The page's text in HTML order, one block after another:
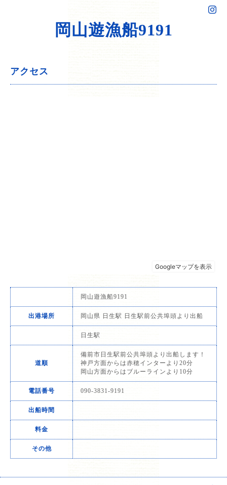
岡山遊漁船9191
アクセス
岡山遊漁船9191
出港場所 岡山県 日生駅 日生駅前公共埠頭より出船
日生駅
道順
備前市日生駅前公共埠頭より出船します！
神戸方面からは赤穂インターより20分
岡山方面からはブルーラインより10分
電話番号 090-3831-9191
出船時間
料金
その他